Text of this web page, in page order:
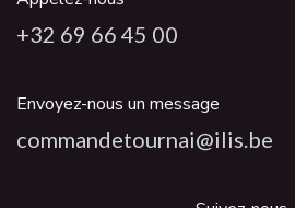
+32 69 66 45 00
Envoyez-nous un message
commandetournai@ilis.be